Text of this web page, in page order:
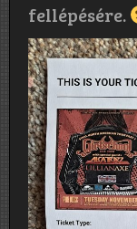
fellépésére.